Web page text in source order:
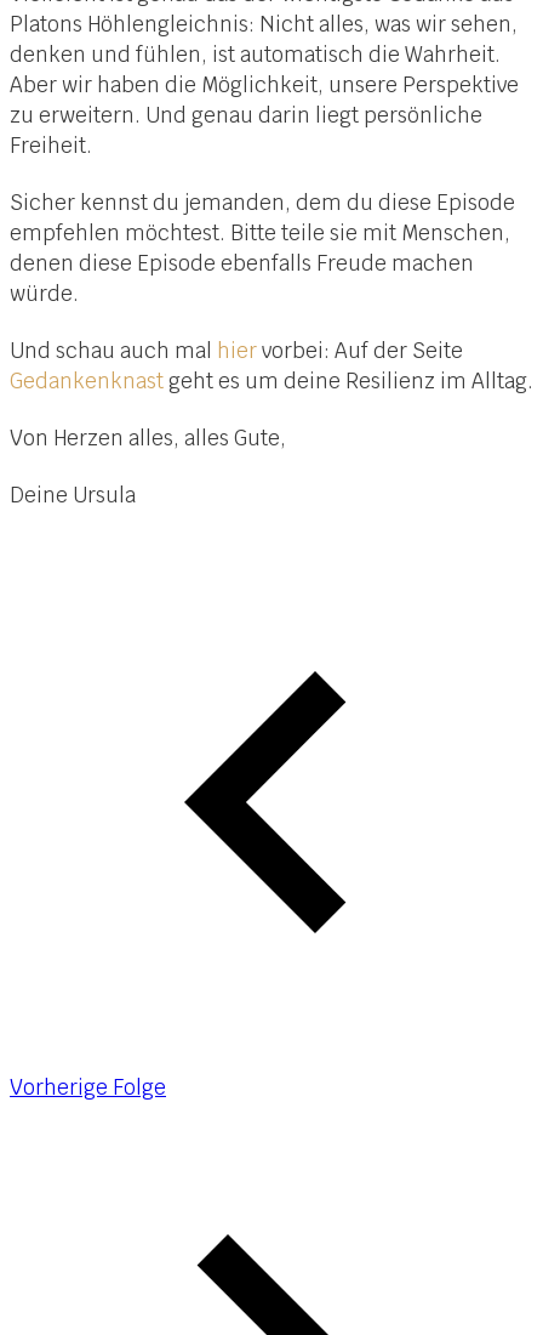
Platons Höhlengleichnis: Nicht alles, was wir sehen,
denken und fühlen, ist automatisch die Wahrheit.
Aber wir haben die Möglichkeit, unsere Perspektive
zu erweitern. Und genau darin liegt persönliche
Freiheit.
Sicher kennst du jemanden, dem du diese Episode
empfehlen möchtest. Bitte teile sie mit Menschen,
denen diese Episode ebenfalls Freude machen
würde.
Und schau auch mal hiervorbei: Auf der Seite
Gedankenknastgeht es um deine Resilienz im Alltag.
Von Herzen alles, alles Gute,
Deine Ursula
Vorherige Folge